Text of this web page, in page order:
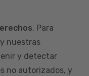
. Para
nuestras
y detectar
no autorizados, y